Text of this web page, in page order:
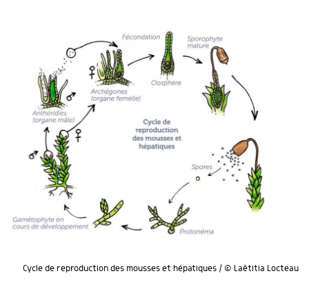
Cycle de reproduction des mousses et hépatiques / © Laëtitia Locteau